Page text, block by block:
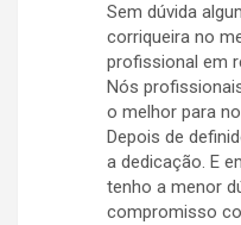
Sem dúvida
corriqueira no
profissional em
Nós
o melhor para
Depois de
a dedicação. E
tenho a menor
compromisso